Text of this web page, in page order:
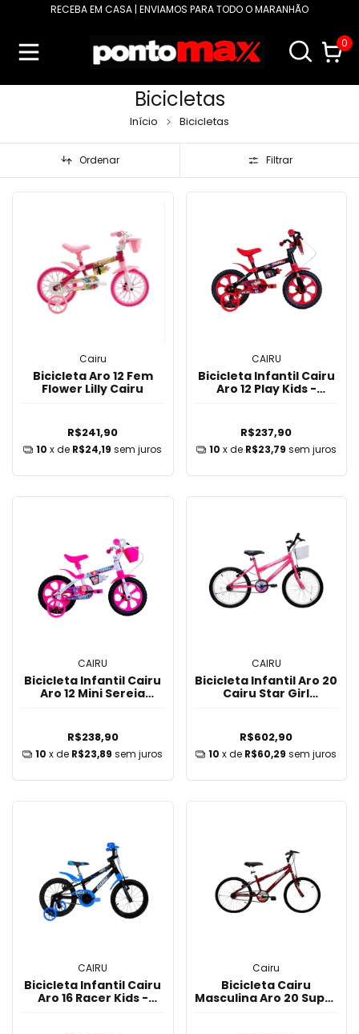
RECEBA EM CASA | ENVIAMOS PARA TODO O MARANHÃO
0
Bicicletas
Início Bicicletas
Ordenar Filtrar
Cairu
Bicicleta Aro 12 Fem
Flower Lilly Cairu
R$241,90
10 x de R$24,19 sem juros
CAIRU
Bicicleta Infantil Cairu
Aro 12 Play Kids -
R$237,90
10 x de R$23,79 sem juros
CAIRU
Bicicleta Infantil Cairu
Aro 12 Mini Sereia
R$238,90
10 x de R$23,89 sem juros
CAIRU
Bicicleta Infantil Aro 20
Cairu Star Girl
R$602,90
10 x de R$60,29 sem juros
CAIRU
Bicicleta Infantil Cairu
Aro 16 Racer Kids -
Cairu
Bicicleta Cairu
Masculina Aro 20 Super